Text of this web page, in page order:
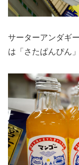
サーターアンダギ
は「さたぱんぴん